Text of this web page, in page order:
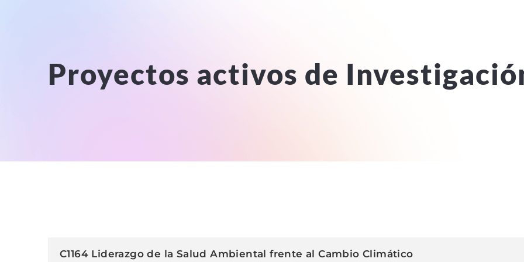
Proyectos activos de
C1164 Liderazgo de la Salud Ambiental frente al Cambio Climático